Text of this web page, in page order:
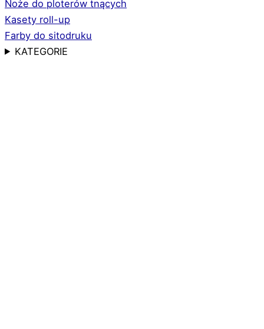
Noże do ploterów tnących
Kasety roll-up
Farby do sitodruku
KATEGORIE